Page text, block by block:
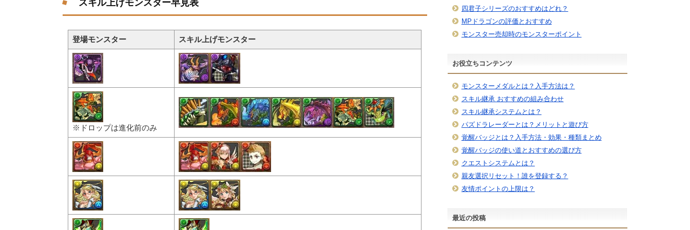
スキル上げモンスター早見表
登場モンスター スキル上げモンスター
※ドロップは進化前のみ
四君子シリーズのおすすめはどれ？
MPドラゴンの評価とおすすめ
モンスター売却時のモンスターポイント
お役立ちコンテンツ
モンスターメダルとは？入手方法は？
スキル継承 おすすめの組み合わせ
スキル継承システムとは？
パズドラレーダーとは？メリットと遊び方
覚醒バッジとは？入手方法・効果・種類まとめ
覚醒バッジの使い道とおすすめの選び方
クエストシステムとは？
親友選択リセット！誰を登録する？
友情ポイントの上限は？
最近の投稿